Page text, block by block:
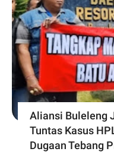
Aliansi Buleleng
Tuntas Kasus
Dugaan Tebang